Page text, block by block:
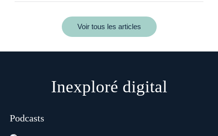
Voir tous les articles
Inexploré digital
Podcasts